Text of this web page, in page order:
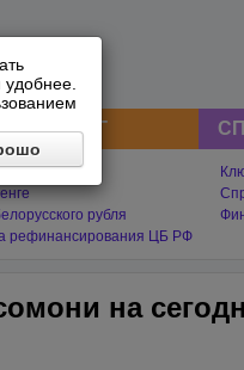
СНГ
рубля
рефинансирования ЦБ РФ
на